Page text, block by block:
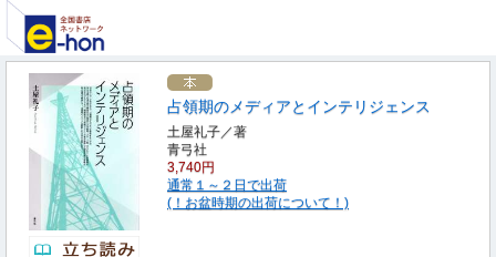
占領期のメディアとインテリジェンス
土屋礼子／著
青弓社
3,740円
通常１～２日で出荷
(！お盆時期の出荷について！)